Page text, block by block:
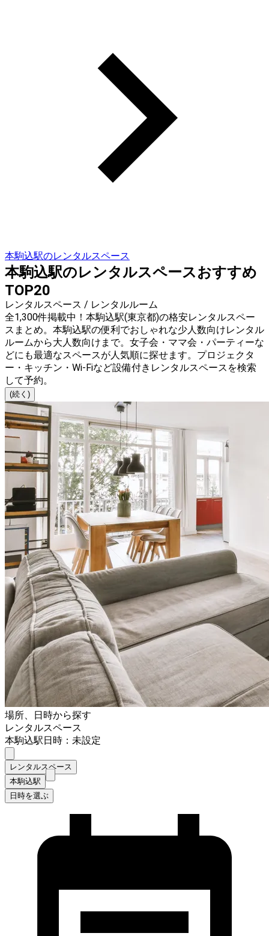
本駒込駅のレンタルスペース
本駒込駅のレンタルスペースおすすめ
TOP20
レンタルスペース / レンタルルーム
全1,300件掲載中！本駒込駅(東京都)の格安レンタルスペー
スまとめ。本駒込駅の便利でおしゃれな少人数向けレンタル
ルームから大人数向けまで。女子会・ママ会・パーティーな
どにも最適なスペースが人気順に探せます。プロジェクタ
ー・キッチン・Wi-Fiなど設備付きレンタルスペースを検索
して予約。
(続く)
場所、日時から探す
レンタルスペース
本駒込駅日時：未設定
レンタルスペース
本駒込駅
日時を選ぶ